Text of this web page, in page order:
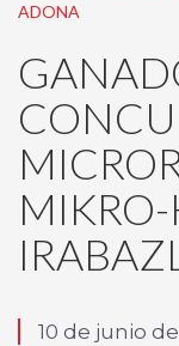
ADONA
10 de junio de